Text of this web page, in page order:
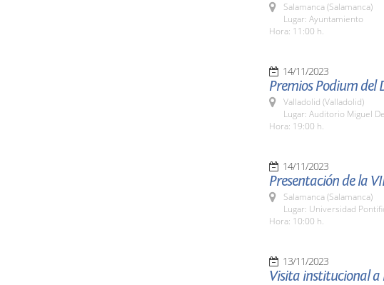
Salamanca (Salamanca)
Lugar: Ayuntamiento
Hora: 11:00 h.
14/11/2023
Premios Podium del
Valladolid (Valladolid)
Lugar: Auditorio Miguel
Hora: 19:00 h.
14/11/2023
Presentación de la
Salamanca (Salamanca)
Lugar: Universidad
Hora: 10:00 h.
13/11/2023
Visita institucional a